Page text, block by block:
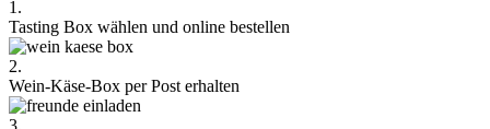
1.
Tasting Box wählen und online bestellen
2.
Wein-Käse-Box per Post erhalten